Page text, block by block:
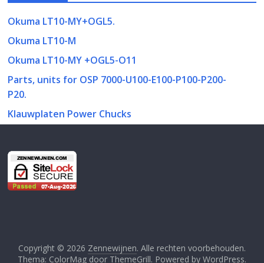
Okuma LT10-MY+OGL5.
Okuma LT10-M
Okuma LT10-MY +OGL5-O11
Parts, units for OSP 7000-U100-E100-P100-P200-
P20.
Klauwplaten Power Chucks
Copyright © 2026 Zennewijnen. Alle rechten voorbehouden.
Thema: ColorMagdoor ThemeGrill. Powered by WordPress.